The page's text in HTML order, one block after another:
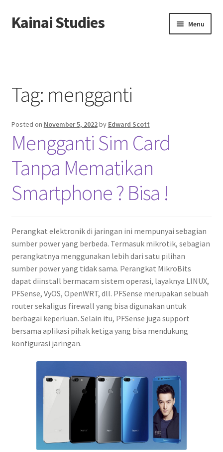
Skip
to
Skip
to
Kainai Studies Menu
Contact us
Privacy Policy
Tag: mengganti
Posted on November 5, 2022by Edward Scott
Mengganti Sim Card
Tanpa Mematikan
Smartphone ? Bisa !
Perangkat elektronik di jaringan ini mempunyai sebagian
sumber power yang berbeda. Termasuk mikrotik, sebagian
perangkatnya menggunakan lebih dari satu pilihan
sumber power yang tidak sama. Perangkat MikroBits
dapat diinstall bermacam sistem operasi, layaknya LINUX,
PFSense, VyOS, OpenWRT, dll. PFSense merupakan sebuah
router sekaligus firewall yang bisa digunakan untuk
berbagai keperluan. Selain itu, PFSense juga support
bersama aplikasi pihak ketiga yang bisa mendukung
konfigurasi jaringan.